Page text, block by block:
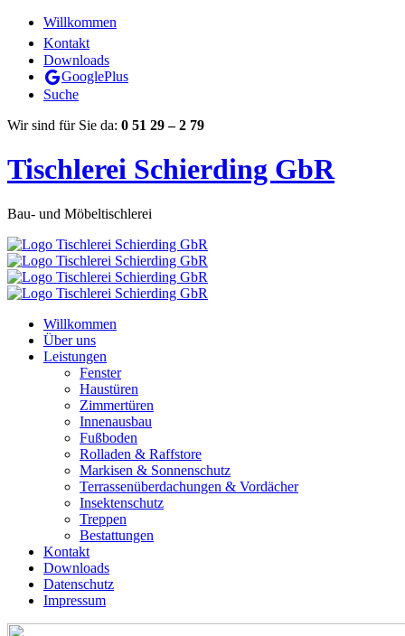
Willkommen
Kontakt
Downloads
GooglePlus
Suche
Wir sind für Sie da: 0 51 29 – 2 79
Tischlerei Schierding GbR
Bau- und Möbeltischlerei
Willkommen
Über uns
Leistungen
Fenster
Haustüren
Zimmertüren
Innenausbau
Fußboden
Rolladen & Raffstore
Markisen & Sonnenschutz
Terrassenüberdachungen & Vordächer
Insektenschutz
Treppen
Bestattungen
Kontakt
Downloads
Datenschutz
Impressum